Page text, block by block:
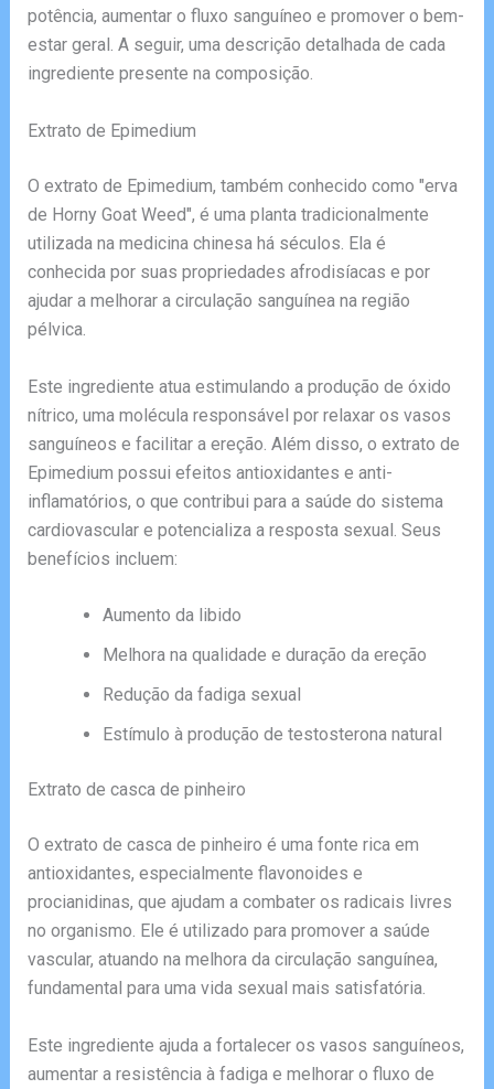
potência, aumentar o fluxo sanguíneo e promover o bem-
estar geral. A seguir, uma descrição detalhada de cada
ingrediente presente na composição.
Extrato de Epimedium
O extrato de Epimedium, também conhecido como "erva
de Horny Goat Weed", é uma planta tradicionalmente
utilizada na medicina chinesa há séculos. Ela é
conhecida por suas propriedades afrodisíacas e por
ajudar a melhorar a circulação sanguínea na região
pélvica.
Este ingrediente atua estimulando a produção de óxido
nítrico, uma molécula responsável por relaxar os vasos
sanguíneos e facilitar a ereção. Além disso, o extrato de
Epimedium possui efeitos antioxidantes e anti-
inflamatórios, o que contribui para a saúde do sistema
cardiovascular e potencializa a resposta sexual. Seus
benefícios incluem:
Aumento da libido
Melhora na qualidade e duração da ereção
Redução da fadiga sexual
Estímulo à produção de testosterona natural
Extrato de casca de pinheiro
O extrato de casca de pinheiro é uma fonte rica em
antioxidantes, especialmente flavonoides e
procianidinas, que ajudam a combater os radicais livres
no organismo. Ele é utilizado para promover a saúde
vascular, atuando na melhora da circulação sanguínea,
fundamental para uma vida sexual mais satisfatória.
Este ingrediente ajuda a fortalecer os vasos sanguíneos,
aumentar a resistência à fadiga e melhorar o fluxo de